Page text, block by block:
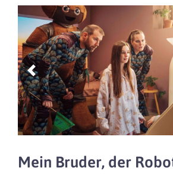
Previous
Mein Bruder, der